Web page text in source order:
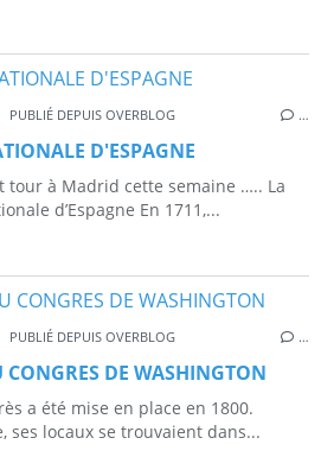
PUBLIÉ DEPUIS OVERBLOG …
D'ESPAGNE
tour à Madrid cette semaine ….. La
d’Espagne En 1711,...
PUBLIÉ DEPUIS OVERBLOG …
DE WASHINGTON
a été mise en place en 1800.
ses locaux se trouvaient dans...